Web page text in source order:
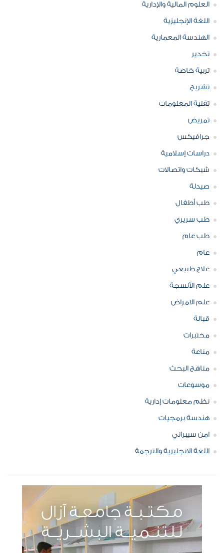
العلوم المالية والإدارية
اللغة الإنجليزية
الهندسة المعمارية
تخدير
تربية خاصة
تشريح
تقنية المعلومات
تمريض
جرافيكس
دراسات إسلامية
شبكات واتصالات
صيدلة
طب أطفال
طب سريري
طب عام
عام
علاج طبيعي
علم الأنسجة
علم الامراض
قبالة
مختبرات
مناعة
مناهج البحث
موسوعات
نظم معلومات إدارية
هندسة برمجيات
امن سيبراني
اللغة الانجليزية والترجمة